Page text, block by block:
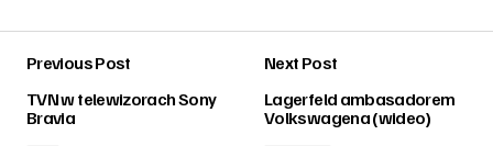
Previous Post
TVN w telewizorach Sony
Bravia
Next Post
Lagerfeld ambasadorem
Volkswagena (wideo)